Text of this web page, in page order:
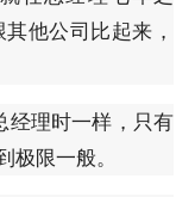
他公司比起来，
经理时一样，只有
限一般。